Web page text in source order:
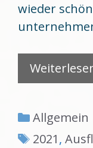
wieder
Kategorien
Allgemein
2021,